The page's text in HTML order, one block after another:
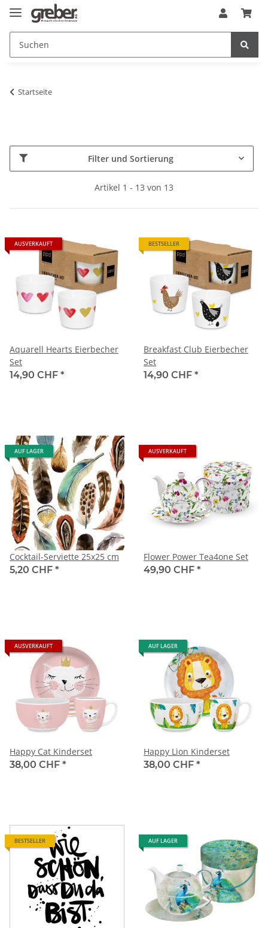
Startseite
Filter und Sortierung
Artikel 1 - 13 von 13
AUSVERKAUFT
Aquarell Hearts Eierbecher
Set
14,90 CHF *
BESTSELLER
Breakfast Club Eierbecher
Set
14,90 CHF *
AUF LAGER
Cocktail-Serviette 25x25 cm
5,20 CHF *
AUSVERKAUFT
Flower Power Tea4one Set
49,90 CHF *
AUSVERKAUFT
Happy Cat Kinderset
38,00 CHF *
AUF LAGER
Happy Lion Kinderset
38,00 CHF *
BESTSELLER AUF LAGER